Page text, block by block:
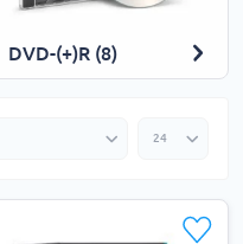
DVD-(+)R (8)